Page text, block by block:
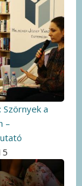
Szörnyek a
–